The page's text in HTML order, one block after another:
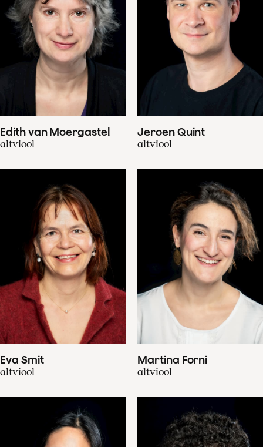
Edith van Moergastel
altviool
Jeroen Quint
altviool
Eva Smit
altviool
Martina Forni
altviool